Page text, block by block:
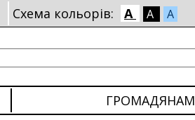
Схема кольорів: A A A
ГРОМАДЯНАМ